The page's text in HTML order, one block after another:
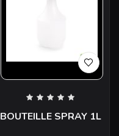
BOUTEILLE SPRAY 1L